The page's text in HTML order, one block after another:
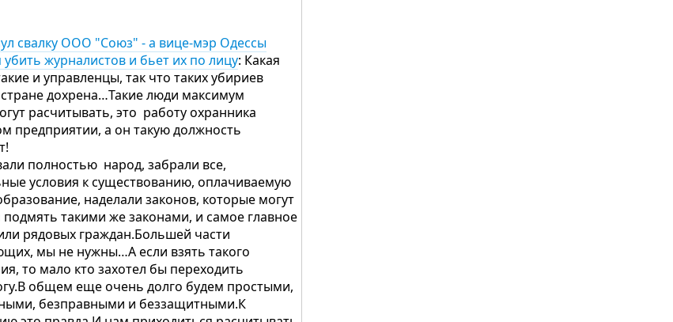
свалку ООО "Союз" - а вице-мэр Одессы
убить журналистов и бьет их по лицу: Какая
и управленцы, так что таких убириев
дохрена…Такие люди максимум
расчитывать, это работу охранника
предприятии, а он такую должность
полностью народ, забрали все,
условия к существованию, оплачиваемую
наделали законов, которые могут
подмять такими же законами, и самое главное
рядовых граждан.Большей части
мы не нужны…А если взять такого
то мало кто захотел бы переходить
общем еще очень долго будем простыми,
безправными и беззащитными.К